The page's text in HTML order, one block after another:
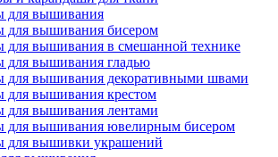
для вышивания
для вышивания бисером
для вышивания в смешанной технике
для вышивания гладью
для вышивания декоративными швами
для вышивания крестом
для вышивания лентами
для вышивания ювелирным бисером
для вышивки украшений